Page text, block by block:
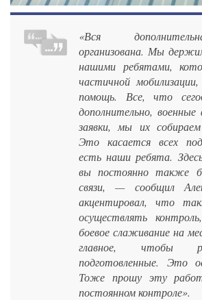
«Вся
организована. Мы
нашими ребятами,
частичной
помощь. Все, что
дополнительно,
заявки, мы их
Это касается всех
есть наши ребята.
вы постоянно также
связи, — сообщил
акцентировал, что
осуществлять
боевое слаживание на
главное, чтобы
подготовленные. Это
Тоже прошу эту
постоянном контроле».